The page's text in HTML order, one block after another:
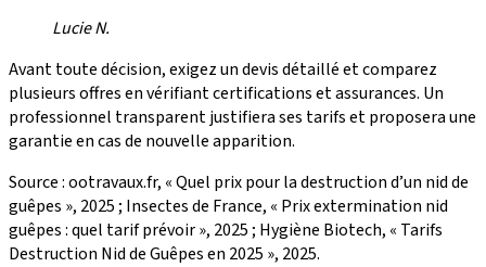
Lucie N.
Avant toute décision, exigez un devis détaillé et comparez
plusieurs offres en vérifiant certifications et assurances. Un
professionnel transparent justifiera ses tarifs et proposera une
garantie en cas de nouvelle apparition.
Source : ootravaux.fr, « Quel prix pour la destruction d’un nid de
guêpes », 2025 ; Insectes de France, « Prix extermination nid
guêpes : quel tarif prévoir », 2025 ; Hygiène Biotech, « Tarifs
Destruction Nid de Guêpes en 2025 », 2025.